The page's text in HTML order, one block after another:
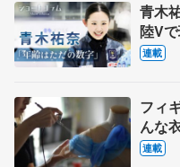
青木
陸V
連載
フィ
んな
そろ
連載